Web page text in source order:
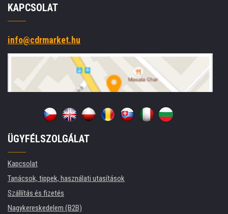
KAPCSOLAT
info@cdrmarket.hu
ÜGYFÉLSZOLGÁLAT
Kapcsolat
Tanácsok, tippek, használati utasítások
Szállítás és fizetés
Nagykereskedelem (B2B)